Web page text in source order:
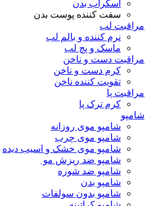
اسکراب بدن
سفت کننده پوست بدن
مراقبت لب
نرم کننده و بالم لب
ماسک و پچ لب
مراقبت دست و ناخن
کرم دست و ناخن
تقویت کننده ناخن
مراقبت پا
کرم ترک پا
شامپو
شامپو موی روزانه
شامپو موی چرب
شامپو موی خشک و اسیب دیده
شامپو ضد ریزش مو
شامپو ضد شوره
شامپو بدن
شامپو بدون سولفات